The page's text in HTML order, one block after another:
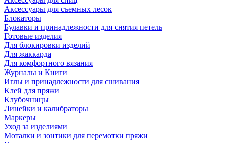
Аксессуары для съемных лесок
Блокаторы
Булавки и принадлежности для снятия петель
Готовые изделия
Для блокировки изделий
Для жаккарда
Для комфортного вязания
Журналы и Книги
Иглы и принадлежности для сшивания
Клей для пряжи
Клубочницы
Линейки и калибраторы
Маркеры
Уход за изделиями
Моталки и зонтики для перемотки пряжи